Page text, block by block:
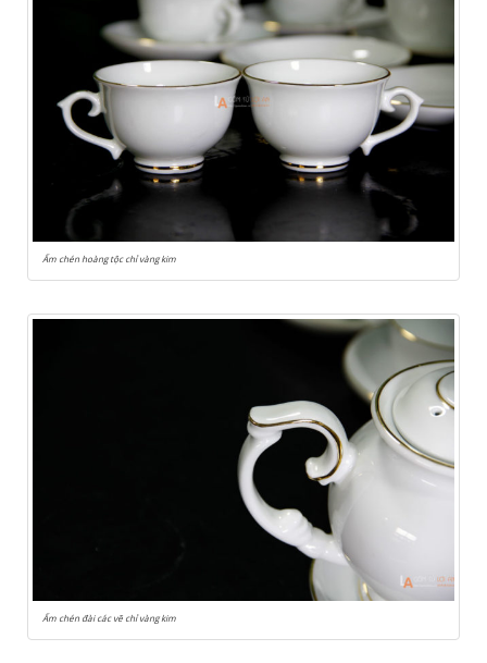
Ấm chén hoàng tộc chỉ vàng kim
Ấm chén đài các vẽ chỉ vàng kim